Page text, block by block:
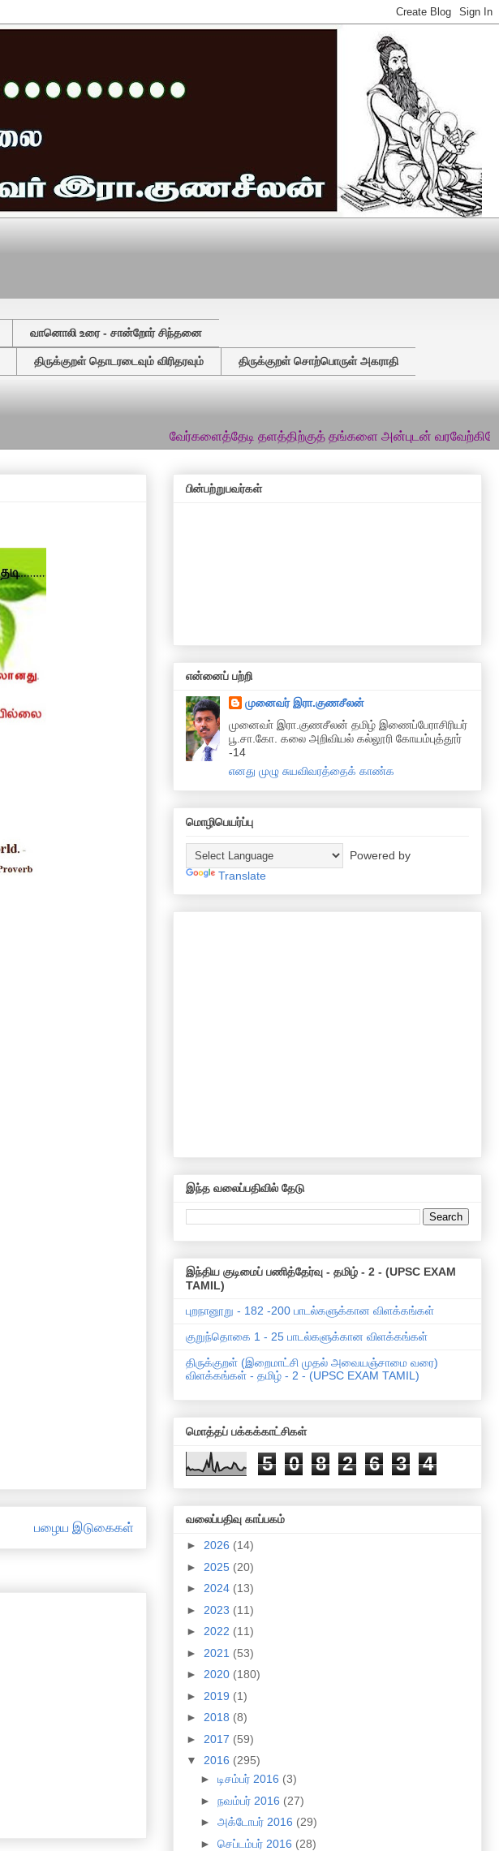
வானொலி உரை - சான்றோர் சிந்தனை
திருக்குறள் தொடரடைவும் விரிதரவும் திருக்குறள் சொற்பொருள் அகராதி
வேர்களைத்தேடி தளத்திற்குத் தங்களை அன்புடன் வரவேற்கிறேன்...
பழைய இடுகைகள்
பின்பற்றுபவர்கள்
என்னைப் பற்றி
முனைவர் இரா.குணசீலன்
முனைவா் இரா.குணசீலன் தமிழ் இணைப்பேராசிரியர்
பூ.சா.கோ. கலை அறிவியல் கல்லூரி கோயம்புத்தூர்
-14
எனது முழு சுயவிவரத்தைக் காண்க
மொழிபெயர்ப்பு
Powered by
Translate
இந்த வலைப்பதிவில் தேடு
இந்திய குடிமைப் பணித்தேர்வு - தமிழ் - 2 - (UPSC EXAM
TAMIL)
புறநானூறு - 182 -200 பாடல்களுக்கான விளக்கங்கள்
குறுந்தொகை 1 - 25 பாடல்களுக்கான விளக்கங்கள்
திருக்குறள் (இறைமாட்சி முதல் அவையஞ்சாமை வரை)
விளக்கங்கள் - தமிழ் - 2 - (UPSC EXAM TAMIL)
மொத்தப் பக்கக்காட்சிகள்
5 0 8 2 6 3 4
வலைப்பதிவு காப்பகம்
► 2026 (14)
► 2025 (20)
► 2024 (13)
► 2023 (11)
► 2022 (11)
► 2021 (53)
► 2020 (180)
► 2019 (1)
► 2018 (8)
► 2017 (59)
▼ 2016 (295)
► டிசம்பர் 2016 (3)
► நவம்பர் 2016 (27)
► அக்டோபர் 2016 (29)
► செப்டம்பர் 2016 (28)